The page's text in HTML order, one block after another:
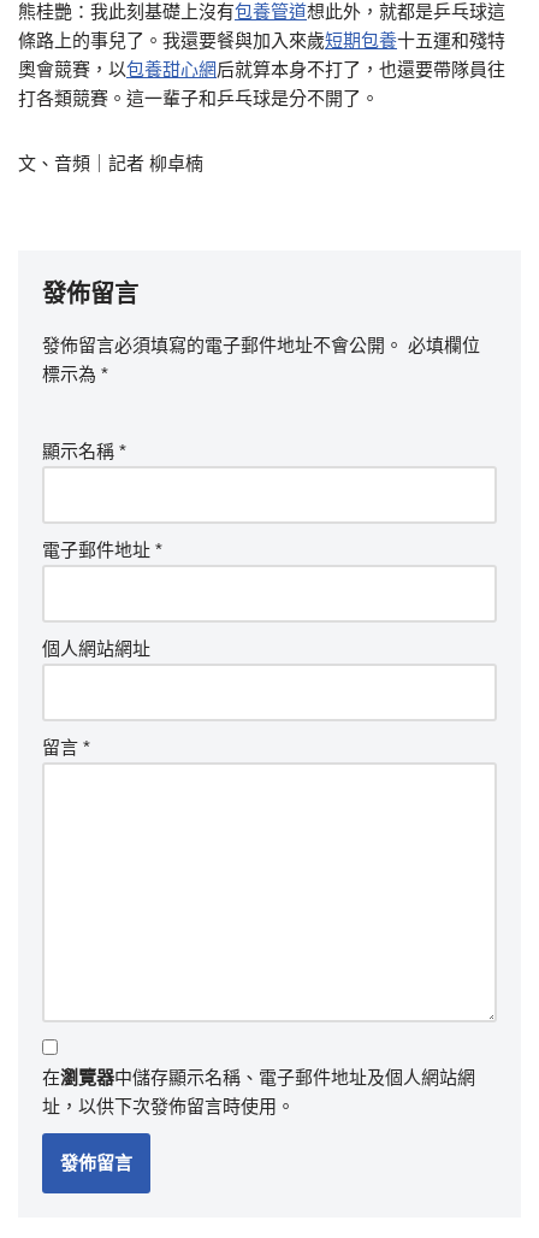
熊桂艷：我此刻基礎上沒有包養管道想此外，就都是乒乓球這
條路上的事兒了。我還要餐與加入來歲短期包養十五運和殘特
奧會競賽，以包養甜心網后就算本身不打了，也還要帶隊員往
打各類競賽。這一輩子和乒乓球是分不開了。
文、音頻｜記者 柳卓楠
發佈留言
發佈留言必須填寫的電子郵件地址不會公開。 必填欄位
標示為 *
顯示名稱 *
電子郵件地址 *
個人網站網址
留言 *
在瀏覽器中儲存顯示名稱、電子郵件地址及個人網站網
址，以供下次發佈留言時使用。